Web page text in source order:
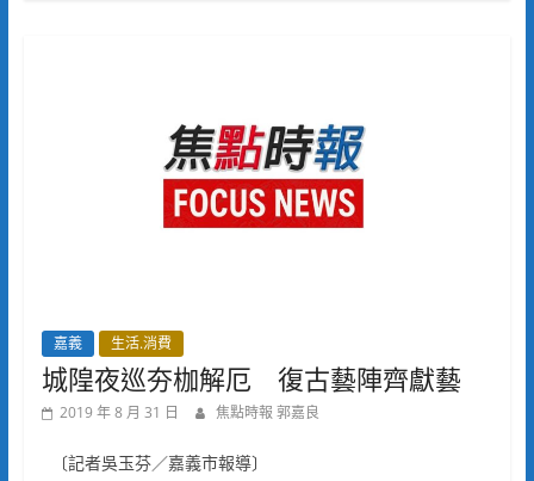
嘉義 生活.消費
城隍夜巡夯枷解厄 復古藝陣齊獻藝
2019 年 8 月 31 日 焦點時報 郭嘉良
〔記者吳玉芬／嘉義市報導〕